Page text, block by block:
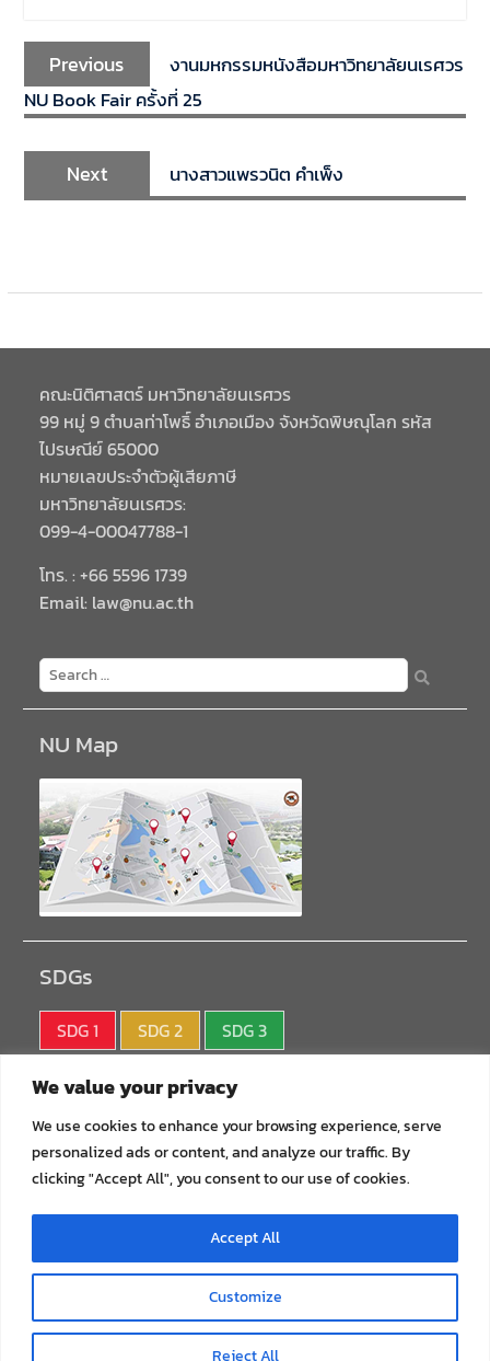
We value your privacy
We use cookies to enhance your browsing experience, serve
personalized ads or content, and analyze our traffic. By
clicking "Accept All", you consent to our use of cookies.
Customize
Reject All
Accept All
Previous
งานมหกรรมหนังสือมหาวิทยาลัยนเรศวร
NU Book Fair ครั้งที่ 25
Next นางสาวแพรวนิต คำเพ็ง
คณะนิติศาสตร์ มหาวิทยาลัยนเรศวร
99 หมู่ 9 ตำบลท่าโพธิ์ อำเภอเมือง จังหวัดพิษณุโลก รหัส
ไปรษณีย์ 65000
หมายเลขประจำตัวผู้เสียภาษี
มหาวิทยาลัยนเรศวร:
099-4-00047788-1
โทร. : +66 5596 1739
Email: law@nu.ac.th
NU Map
SDGs
SDG 1 SDG 2
SDG 3
SDG 4
SDG 7
SDG 8
SDG 9
SDG10
SDG11
SDG12
SDG13
SDG14
SDG15
Copyright © All rights reserved.